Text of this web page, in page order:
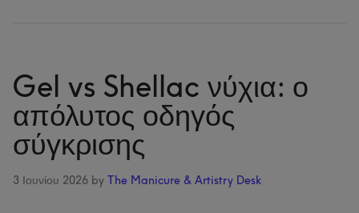
απόλυτος
οδηγός
για
σχήματα,
φροντίδα
και
Gel vs Shellac νύχια: ο
απόλυτος οδηγός
σύγκρισης
3 Ιουνίου 2026 by The Manicure & Artistry Desk